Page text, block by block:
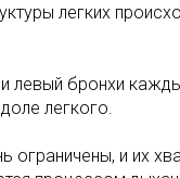
легких
левый бронхи
легкого.
ограничены, и их